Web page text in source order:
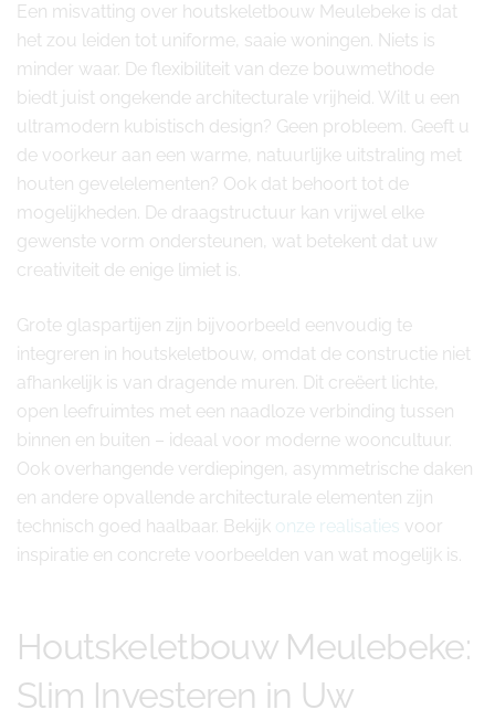
Een misvatting over houtskeletbouw Meulebeke is dat
het zou leiden tot uniforme, saaie woningen. Niets is
minder waar. De flexibiliteit van deze bouwmethode
biedt juist ongekende architecturale vrijheid. Wilt u een
ultramodern kubistisch design? Geen probleem. Geeft u
de voorkeur aan een warme, natuurlijke uitstraling met
houten gevelelementen? Ook dat behoort tot de
mogelijkheden. De draagstructuur kan vrijwel elke
gewenste vorm ondersteunen, wat betekent dat uw
creativiteit de enige limiet is.
Grote glaspartijen zijn bijvoorbeeld eenvoudig te
integreren in houtskeletbouw, omdat de constructie niet
afhankelijk is van dragende muren. Dit creëert lichte,
open leefruimtes met een naadloze verbinding tussen
binnen en buiten – ideaal voor moderne wooncultuur.
Ook overhangende verdiepingen, asymmetrische daken
en andere opvallende architecturale elementen zijn
technisch goed haalbaar. Bekijk onze realisaties voor
inspiratie en concrete voorbeelden van wat mogelijk is.
Houtskeletbouw Meulebeke:
Slim Investeren in Uw